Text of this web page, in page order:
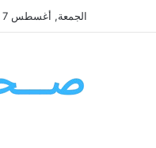
الجمعة, أغسطس 7 2026